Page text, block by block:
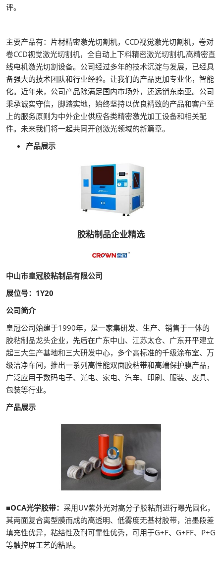
评。
主要产品有：片材精密激光切割机，CCD视觉激光切割机，卷对
卷CCD视觉激光切割机，全自动上下料精密激光切割机,高精密直
线电机激光切割设备。公司经过多年的技术沉淀与发展，已经具
备强大的技术团队和行业经验。让我们的产品更加专业化，智能
化。近年来，公司产品除满足国内市场外，还远销东南亚。公司
秉承诚实守信，脚踏实地，始终坚持以优良精致的产品和客户至
上的服务原则为中外企业供应各类精密激光加工设备和相关配
件。未来我们将一起共同开创激光领域的新篇章。
产品展示
胶粘制品企业精选
中山市皇冠胶粘制品有限公司
展位号：1Y20
公司简介
皇冠公司始建于1990年，是一家集研发、生产、销售于一体的
胶粘制品龙头企业，先后在广东中山、江苏太仓、广东开平建立
起三大生产基地和三大研发中心，多个高标准的千级涂布室、万
级洁净车间，推出一系列高性能双面胶粘带和高端保护膜产品，
广泛应用于数码电子、光电、家电、汽车、印刷、服装、皮具、
包装等行业。
产品展示
■OCA光学胶带： 采用UV紫外光对高分子胶粘剂进行曝光固化，
其两面复合离型膜而成的高透明、低雾度无基材胶带，油墨段差
填充性优异，粘结性及耐可靠性优秀，可用于G+F、G+FF、P+G
等触控屏工艺的粘贴。